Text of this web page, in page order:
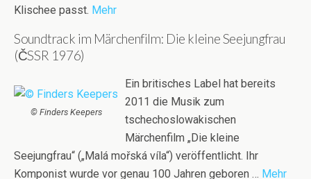
Klischee passt. Mehr
Soundtrack im Märchenfilm: Die kleine Seejungfrau
(ČSSR 1976)
© Finders Keepers
Ein britisches Label hat bereits
2011 die Musik zum
tschechoslowakischen
Märchenfilm „Die kleine
Seejungfrau“ („Malá mořská víla“) veröffentlicht. Ihr
Komponist wurde vor genau 100 Jahren geboren … Mehr